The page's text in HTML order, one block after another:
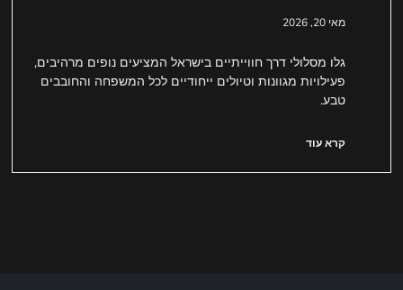
מאי 20, 2026
גלו מסלולי דרך חווייתיים בישראל המציעים נופים מרהיבים,
פעילויות מגוונות וטיולים ייחודיים לכל המשפחה והחובבים
טבע.
קרא עוד